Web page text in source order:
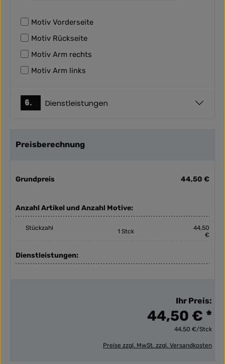
Motiv Vorderseite
Motiv Rückseite
Motiv Arm rechts
Motiv Arm links
6. Dienstleistungen
Preisberechnung
Grundpreis 44,50 €
Anzahl Artikel und Anzahl Motive:
Stückzahl 1 Stck
44,50
€
Dienstleistungen:
Ihr Preis:
44,50 € *
44,50 €/Stck
Preise zzgl. MwSt. zzgl. Versandkosten